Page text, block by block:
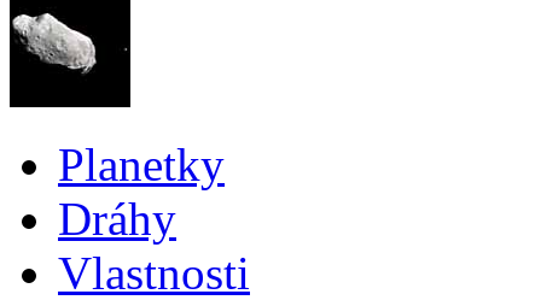
Planetky
Dráhy
Vlastnosti